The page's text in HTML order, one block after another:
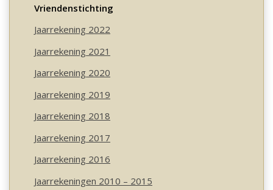
Vriendenstichting
Jaarrekening 2022
Jaarrekening 2021
Jaarrekening 2020
Jaarrekening 2019
Jaarrekening 2018
Jaarrekening 2017
Jaarrekening 2016
Jaarrekeningen 2010 – 2015